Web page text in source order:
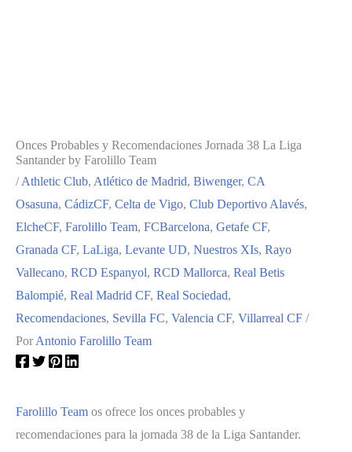
Onces Probables y Recomendaciones Jornada 38 La Liga
Santander by Farolillo Team
/Athletic Club, Atlético de Madrid, Biwenger, CA
Osasuna, CádizCF, Celta de Vigo, Club Deportivo Alavés,
ElcheCF, Farolillo Team, FCBarcelona, Getafe CF,
Granada CF, LaLiga, Levante UD, Nuestros XIs, Rayo
Vallecano, RCD Espanyol, RCD Mallorca, Real Betis
Balompié, Real Madrid CF, Real Sociedad,
Recomendaciones, Sevilla FC, Valencia CF, Villarreal CF /
Por Antonio Farolillo Team
Farolillo Team os ofrece los onces probables y
recomendaciones para la jornada 38 de la Liga Santander.